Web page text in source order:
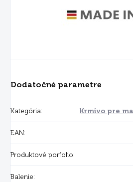
Dodatočné parametre
Kategória: Krmivo pre
EAN:
Produktové porfolio:
Balenie: